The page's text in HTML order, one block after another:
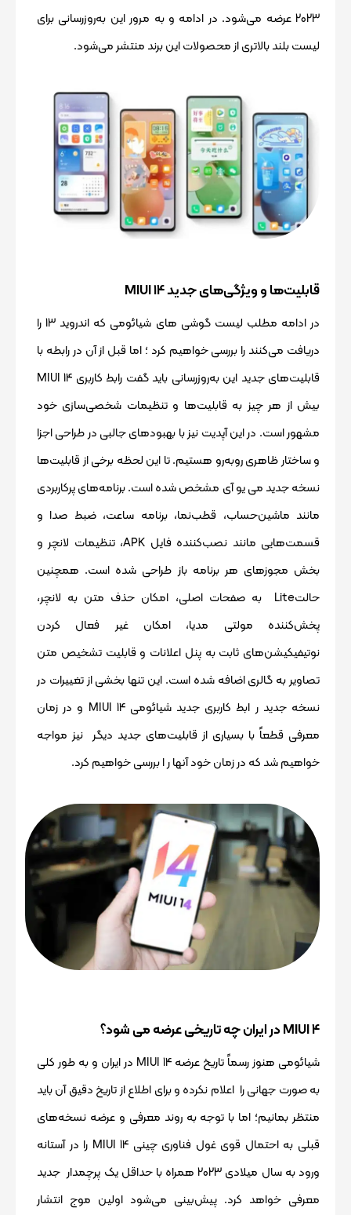
2023 عرضه می‌شود. در ادامه و به مرور این به‌روزرسانی برای
لیست بلند بالاتری از محصولات این برند منتشر می‌شود.
قابلیت‌ها و ویژگی‌های جدید MIUI 14
در ادامه مطلب لیست گوشی های شیائومی که اندروید 13 را
دریافت می‌کنند را بررسی خواهیم کرد ؛ اما قبل از آن در رابطه با
قابلیت‌های جدید این به‌روزرسانی باید گفت رابط کاربری MIUI 14
بیش از هر چیز به قابلیت‌ها و تنظیمات شخصی‌سازی خود
مشهور است. در این آپدیت نیز با بهبودهای جالبی در طراحی اجزا
و ساختار ظاهری رو‌به‌رو هستیم. تا این لحظه برخی از قابلیت‌ها
نسخه جدید می یو آی مشخص شده است. برنامه‌های پرکاربردی
مانند ماشین‌حساب، قطب‌نما، برنامه ساعت، ضبط صدا و
قسمت‌هایی مانند نصب‌کننده فایل APK، تنظیمات لانچر و
بخش مجوزهای هر برنامه باز طراحی شده است. همچنین
حالتLite به صفحات اصلی، امکان حذف متن به لانچر،
پخش‌کننده مولتی مدیا، امکان غیر فعال کردن
نوتیفیکیشن‌های ثابت به پنل اعلانات و قابلیت تشخیص متن
تصاویر به گالری اضافه شده است. این تنها بخشی از تغییرات در
نسخه جدید ر ابط کاربری جدید شیائومی MIUI 14 و در زمان
معرفی قطعاً با بسیاری از قابلیت‌های جدید دیگر نیز مواجه
خواهیم شد که در زمان خود آنها ر ا بررسی خواهیم کرد.
4 MIUI در ایران چه تاریخی عرضه می شود؟
شیائومی هنوز رسماً تاریخ عرضه 14 MIUI در ایران و به طور کلی
به صورت جهانی را اعلام نکرده و برای اطلاع از تاریخ دقیق آن باید
منتظر بمانیم؛ اما با توجه به روند معرفی و عرضه نسخه‌های
قبلی به احتمال قوی غول فناوری چینی MIUI 14 را در آستانه
ورود به سال میلادی 2023 همراه با حداقل یک پرچمدار جدید
معرفی خواهد کرد. پیش‌بینی ‌می‌شود اولین موج انتشار